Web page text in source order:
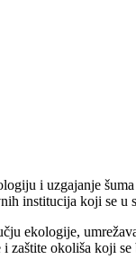
i uzgajanje
institucija koji se
ekologije,
zaštite okoliša koji